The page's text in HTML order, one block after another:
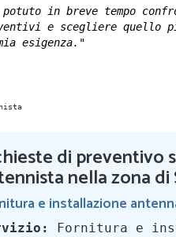
potuto in breve tempo
e scegliere quello
esigenza."
di preventivo
nella zona di
e installazione
Fornitura e